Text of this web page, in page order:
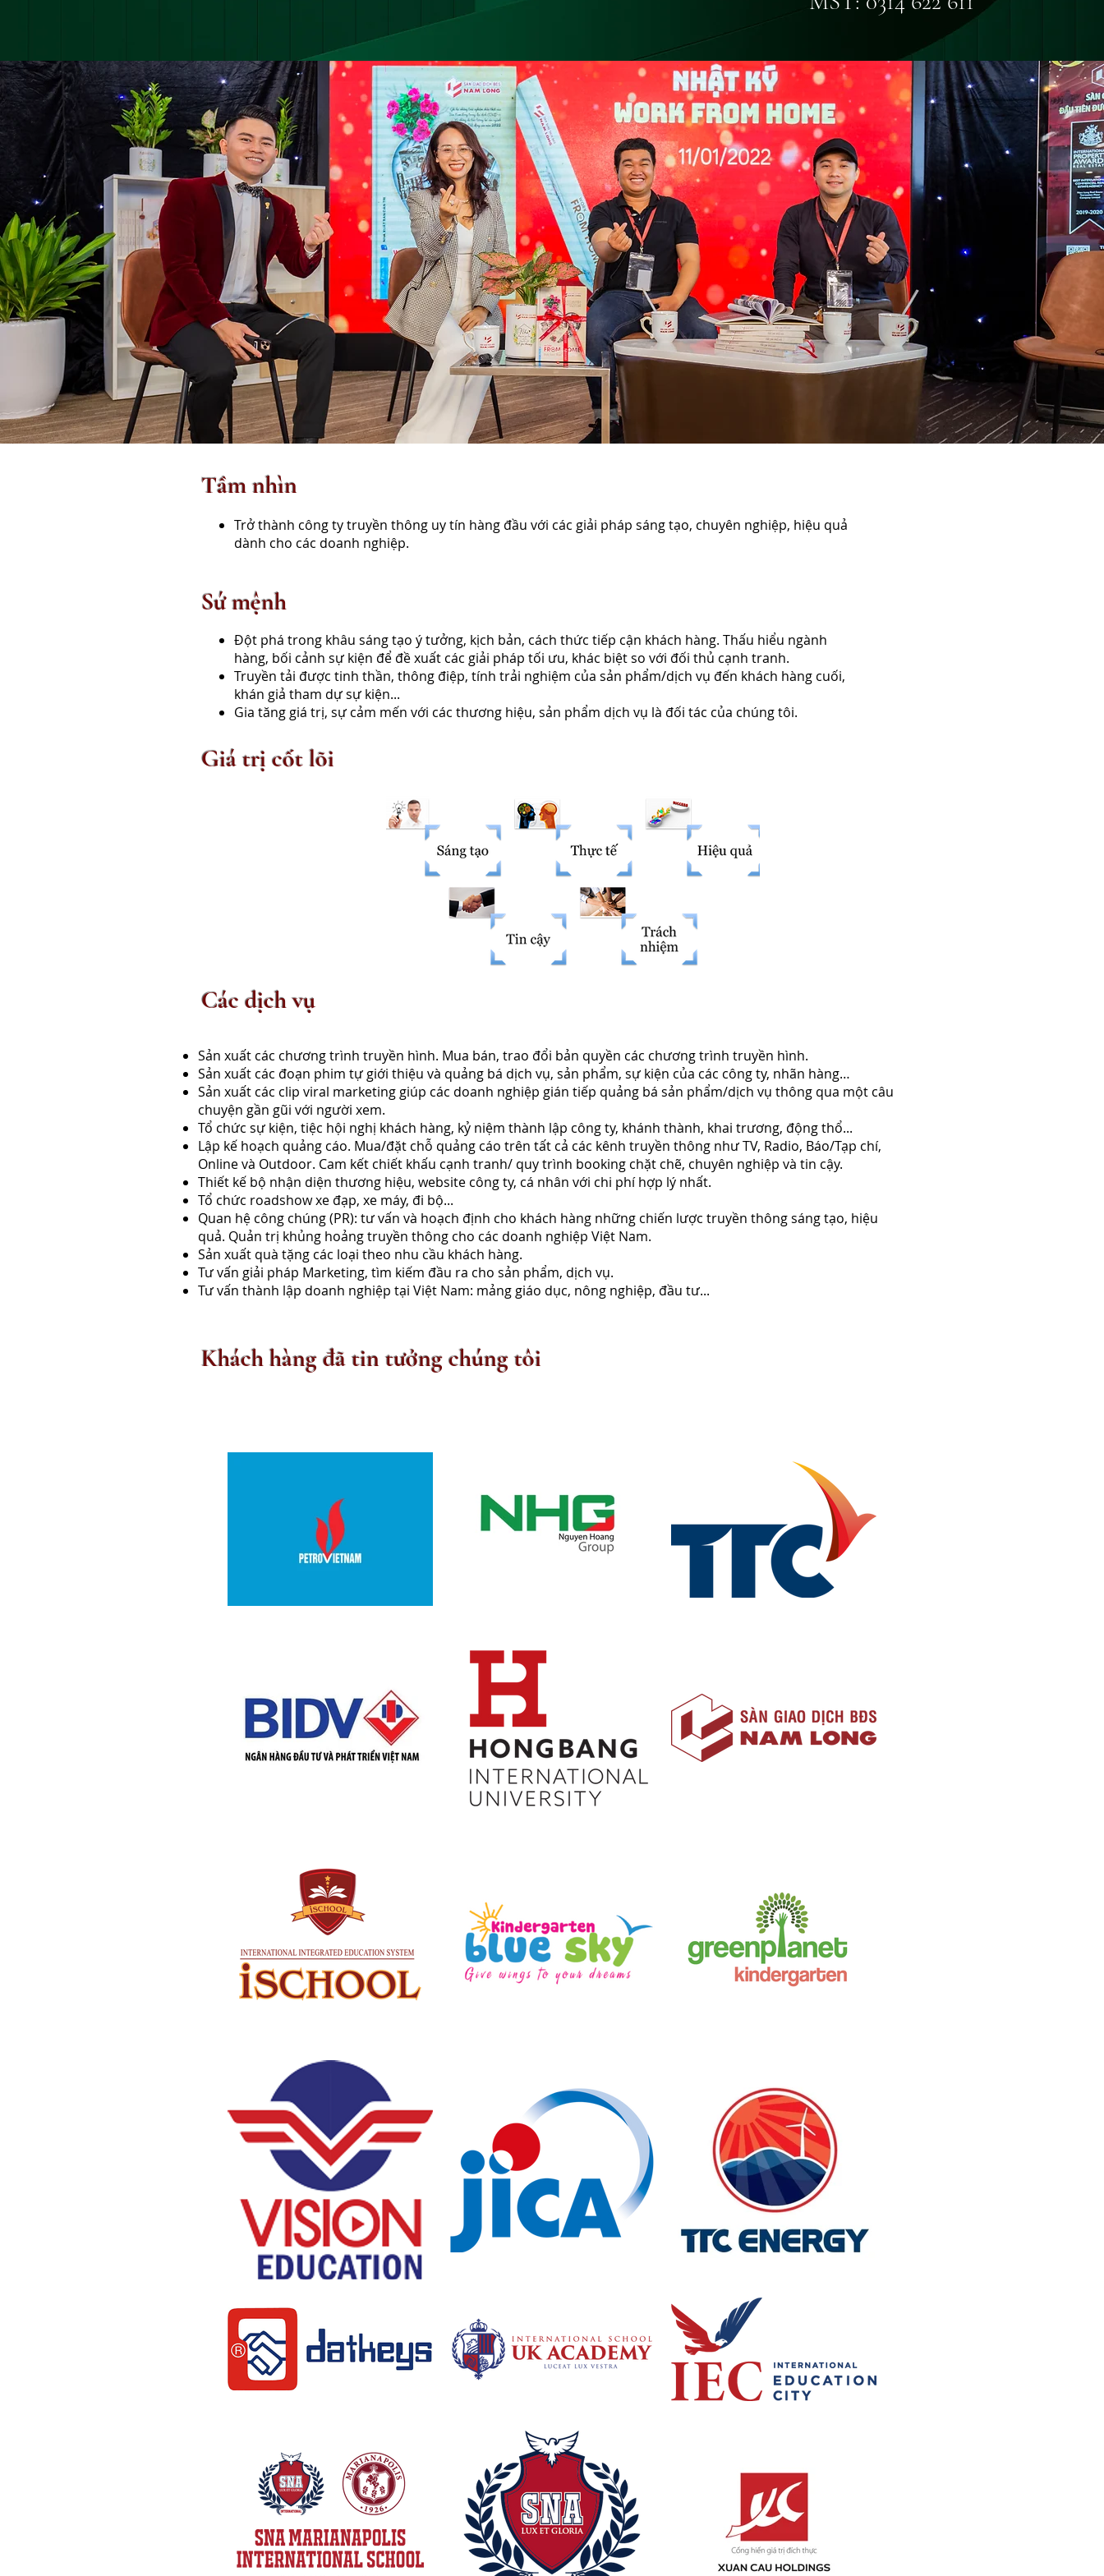
Trở thành công ty truyền thông uy tín hàng đầu với các giải pháp sáng tạo, chuyên nghiệp, hiệu quả
dành cho các doanh nghiệp.
Tầm nhìn
Sứ mệnh
Đột phá trong khâu sáng tạo ý tưởng, kịch bản, cách thức tiếp cận khách hàng. Thấu hiểu ngành
hàng, bối cảnh sự kiện để đề xuất các giải pháp tối ưu, khác biệt so với đối thủ cạnh tranh.
Truyền tải được tinh thần, thông điệp, tính trải nghiệm của sản phẩm/dịch vụ đến khách hàng cuối,
khán giả tham dự sự kiện...
​Gia tăng giá trị, sự cảm mến với các thương hiệu, sản phẩm dịch vụ là đối tác của chúng tôi.
Giá trị cốt lõi
Các dịch vụ
Sản xuất các chương trình truyền hình. Mua bán, trao đổi bản quyền các chương trình truyền hình.
Sản xuất các đoạn phim tự giới thiệu và quảng bá dịch vụ, sản phẩm, sự kiện của các công ty, nhãn hàng…
Sản xuất các clip viral marketing giúp các doanh nghiệp gián tiếp quảng bá sản phẩm/dịch vụ thông qua một câu
chuyện gần gũi với người xem.
Tổ chức sự kiện, tiệc hội nghị khách hàng, kỷ niệm thành lập công ty, khánh thành, khai trương, động thổ...
Lập kế hoạch quảng cáo. Mua/đặt chỗ quảng cáo trên tất cả các kênh truyền thông như TV, Radio, Báo/Tạp chí,
Online và Outdoor. Cam kết chiết khấu cạnh tranh/ quy trình booking chặt chẽ, chuyên nghiệp và tin cậy.
Thiết kế bộ nhận diện thương hiệu, website công ty, cá nhân với chi phí hợp lý nhất.
​Tổ chức roadshow xe đạp, xe máy, đi bộ...
Quan hệ công chúng (PR): tư vấn và hoạch định cho khách hàng những chiến lược truyền thông sáng tạo, hiệu
quả. Quản trị khủng hoảng truyền thông cho các doanh nghiệp Việt Nam.
Sản xuất quà tặng các loại theo nhu cầu khách hàng.
Tư vấn giải pháp Marketing, tìm kiếm đầu ra cho sản phẩm, dịch vụ.
Tư vấn thành lập doanh nghiệp tại Việt Nam: mảng giáo dục, nông nghiệp, đầu tư...
Khách hàng đã tin tưởng chúng tôi